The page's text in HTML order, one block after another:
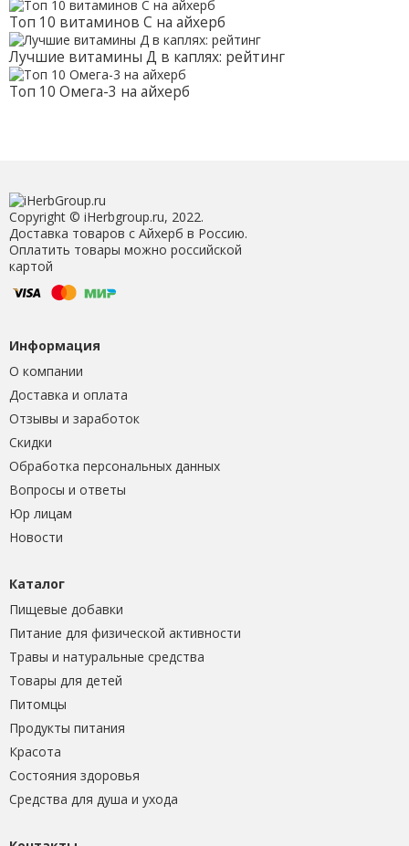
Топ 10 витаминов С на айхерб
Лучшие витамины Д в каплях: рейтинг
Топ 10 Омега-3 на айхерб
Copyright © iHerbgroup.ru, 2022.
Доставка товаров с Айхерб в Россию.
Оплатить товары можно российской
картой
Информация
О компании
Доставка и оплата
Отзывы и заработок
Скидки
Обработка персональных данных
Вопросы и ответы
Юр лицам
Новости
Каталог
Пищевые добавки
Питание для физической активности
Травы и натуральные средства
Товары для детей
Питомцы
Продукты питания
Красота
Состояния здоровья
Средства для душа и ухода